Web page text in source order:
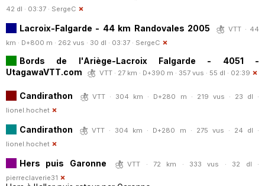
42 dl · 03:37 · SergeC
Lacroix-Falgarde - 44 km Randovales 2005
VTT · 44
km · D+800 m · 262 vus · 30 dl · 03:37 · SergeC
Bords de l'Ariège-Lacroix Falgarde - 4051 -
UtagawaVTT.com
VTT · 27 km · D+390 m · 357 vus · 55 dl · 02:39
Candirathon
VTT · 304 km · D+280 m · 219 vus · 23 dl ·
lionel.hochet
Candirathon
VTT · 304 km · D+280 m · 275 vus · 24 dl ·
lionel.hochet
Hers puis Garonne
VTT · 72 km · 333 vus · 32 dl ·
pierreclaverie31